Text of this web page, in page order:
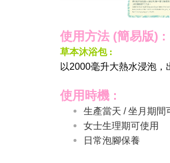
使用方法 (簡易版) :
草本沐浴包 :
以2000毫升大熱水浸泡
使用時機 :
生產當天 / 坐月期間
女士生理期可使用
日常泡腳保養